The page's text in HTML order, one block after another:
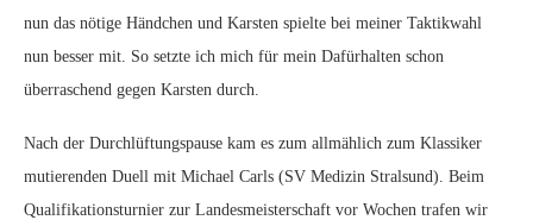
nun das nötige Händchen und Karsten spielte bei meiner Taktikwahl
nun besser mit. So setzte ich mich für mein Dafürhalten schon
überraschend gegen Karsten durch.
Nach der Durchlüftungspause kam es zum allmählich zum Klassiker
mutierenden Duell mit Michael Carls (SV Medizin Stralsund). Beim
Qualifikationsturnier zur Landesmeisterschaft vor Wochen trafen wir